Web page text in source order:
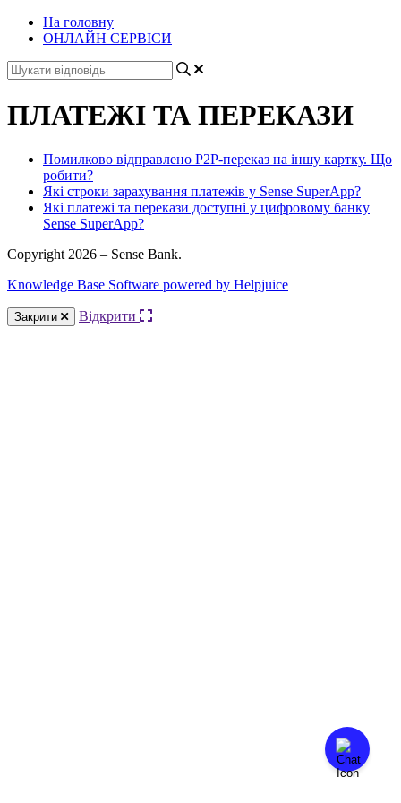
На головну
ОНЛАЙН СЕРВІСИ
ПЛАТЕЖІ ТА ПЕРЕКАЗИ
Помилково відправлено P2P-переказ на іншу картку. Що
робити?
Які строки зарахування платежів у Sense SuperApp?
Які платежі та перекази доступні у цифровому банку
Sense SuperApp?
Copyright 2026 – Sense Bank.
Knowledge Base Software powered by Helpjuice
Закрити Відкрити